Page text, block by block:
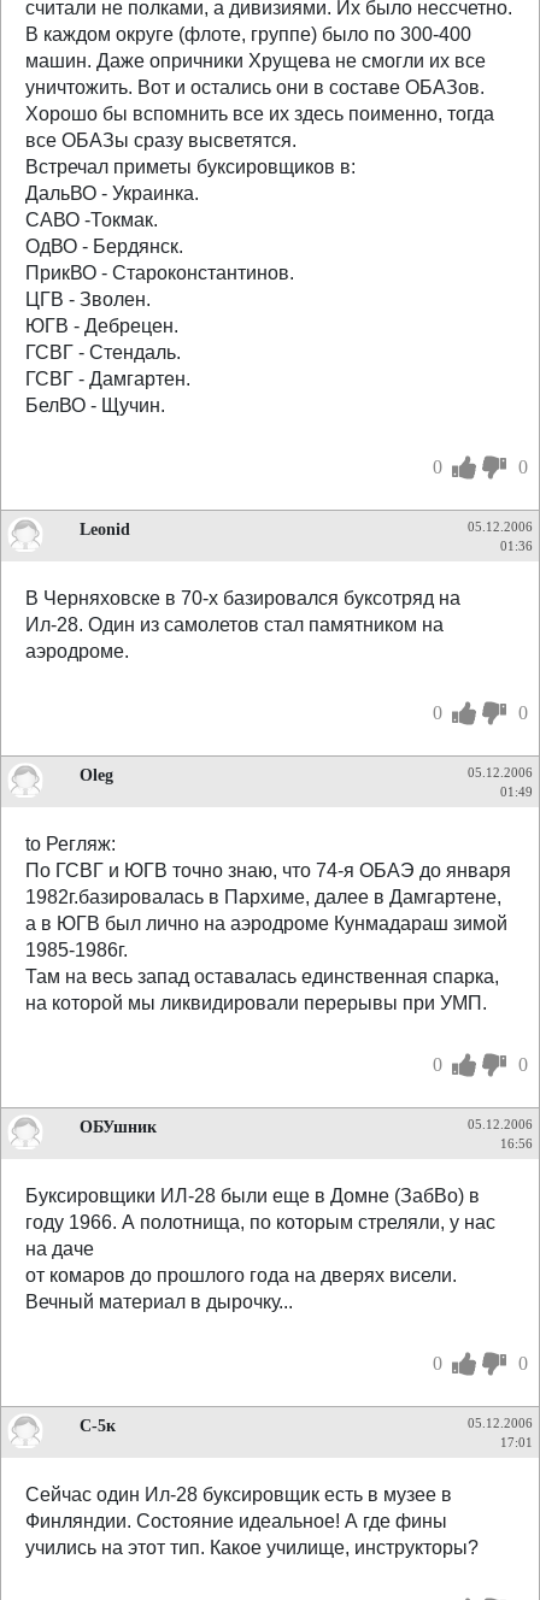
считали не полками, а дивизиями. Их было нессчетно.
В каждом округе (флоте, группе) было по 300-400
машин. Даже опричники Хрущева не смогли их все
уничтожить. Вот и остались они в составе ОБАЗов.
Хорошо бы вспомнить все их здесь поименно, тогда
все ОБАЗы сразу высветятся.
Встречал приметы буксировщиков в:
ДальВО - Украинка.
САВО -Токмак.
ОдВО - Бердянск.
ПрикВО - Староконстантинов.
ЦГВ - Зволен.
ЮГВ - Дебрецен.
ГСВГ - Стендаль.
ГСВГ - Дамгартен.
БелВО - Щучин.
0 0
Leonid
05.12.2006
01:36
В Черняховске в 70-х базировался буксотряд на
Ил-28. Один из самолетов стал памятником на
аэродроме.
0 0
Oleg
05.12.2006
01:49
to Регляж:
По ГСВГ и ЮГВ точно знаю, что 74-я ОБАЭ до января
1982г.базировалась в Пархиме, далее в Дамгартене,
а в ЮГВ был лично на аэродроме Кунмадараш зимой
1985-1986г.
Там на весь запад оставалась единственная спарка,
на которой мы ликвидировали перерывы при УМП.
0 0
ОБУшник
05.12.2006
16:56
Буксировщики ИЛ-28 были еще в Домне (ЗабВо) в
году 1966. А полотнища, по которым стреляли, у нас
на даче
от комаров до прошлого года на дверях висели.
Вечный материал в дырочку...
0 0
С-5к
05.12.2006
17:01
Сейчас один Ил-28 буксировщик есть в музее в
Финляндии. Состояние идеальное! А где фины
учились на этот тип. Какое училище, инструкторы?